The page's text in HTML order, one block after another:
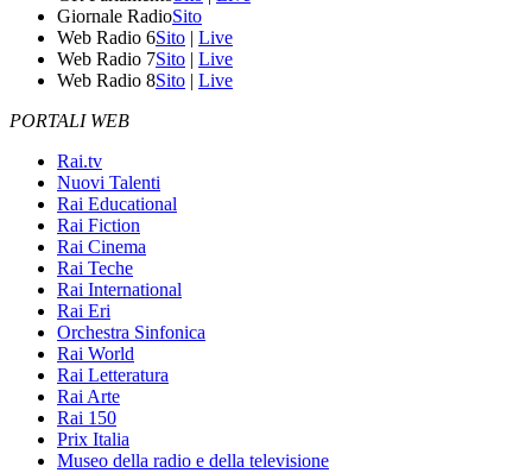
Giornale RadioSito
Web Radio 6Sito | Live
Web Radio 7Sito | Live
Web Radio 8Sito | Live
PORTALI WEB
Rai.tv
Nuovi Talenti
Rai Educational
Rai Fiction
Rai Cinema
Rai Teche
Rai International
Rai Eri
Orchestra Sinfonica
Rai World
Rai Letteratura
Rai Arte
Rai 150
Prix Italia
Museo della radio e della televisione